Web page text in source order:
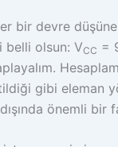
bir devre
belli olsun: VCC =
gibi eleman
önemli bir